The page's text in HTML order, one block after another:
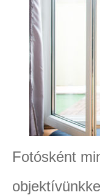
Fotósként